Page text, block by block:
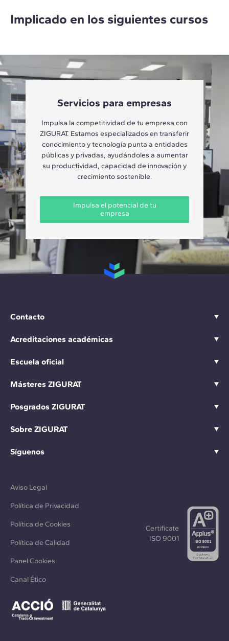
Implicado en los siguientes cursos
Servicios para empresas
Impulsa la competitividad de tu empresa con
ZIGURAT. Estamos especializados en transferir
conocimiento y tecnología punta a entidades
públicas y privadas, ayudándoles a aumentar
su productividad, capacidad de innovación y
crecimiento sostenible.
Impulsa el potencial de tu
empresa
Contacto
Acreditaciones académicas
Escuela oficial
Másteres ZIGURAT
Posgrados ZIGURAT
Sobre ZIGURAT
Síguenos
Aviso Legal
Política de Privacidad
Política de Cookies
Política de Calidad
Panel Cookies
Canal Ético
Certificate
ISO 9001